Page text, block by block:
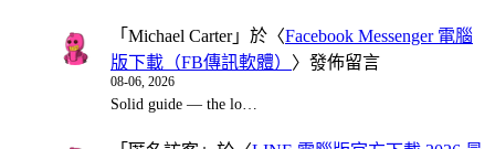
「 Michael Carter」於〈Facebook Messenger 電腦
版下載（FB傳訊軟體） 〉發佈留言
08-06, 2026
Solid guide — the lo…